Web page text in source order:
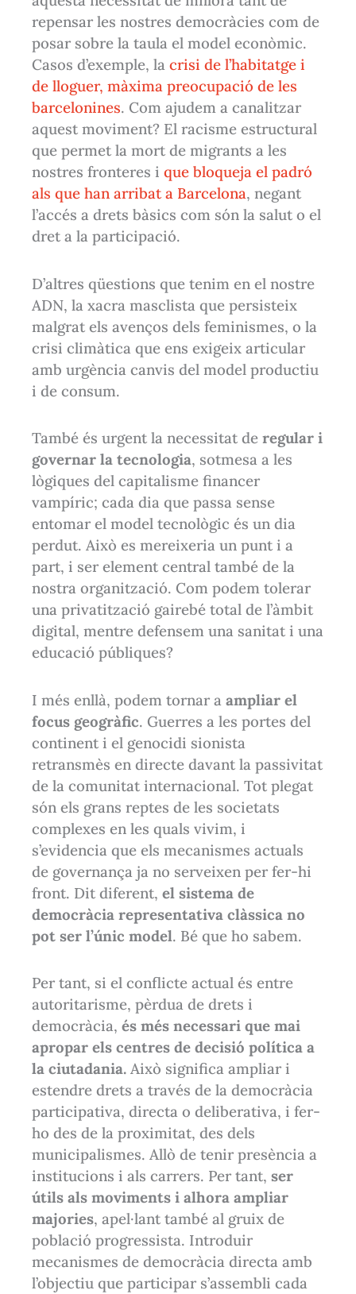
repensar les nostres democràcies com de
posar sobre la taula el model econòmic.
Casos d’exemple, lacrisi de l’habitatge i
de lloguer, màxima preocupació de les
barcelonines. Com ajudem a canalitzar
aquest moviment? El racisme estructural
que permet la mort de migrants a les
nostres fronteres ique bloqueja el padró
als que han arribat a Barcelona, negant
l’accés a drets bàsics com són la salut o el
dret a la participació.
D’altres qüestions que tenim en el nostre
ADN, la xacra masclista que persisteix
malgrat els avenços dels feminismes, o la
crisi climàtica que ens exigeix articular
amb urgència canvis del model productiu
i de consum.
També és urgent la necessitat deregular i
governar la tecnologia, sotmesa a les
lògiques del capitalisme financer
vampíric; cada dia que passa sense
entomar el model tecnològic és un dia
perdut. Això es mereixeria un punt i a
part, i ser element central també de la
nostra organització. Com podem tolerar
una privatització gairebé total de l’àmbit
digital, mentre defensem una sanitat i una
educació públiques?
I més enllà, podem tornar aampliar el
focus geogràfic. Guerres a les portes del
continent i el genocidi sionista
retransmès en directe davant la passivitat
de la comunitat internacional. Tot plegat
són els grans reptes de les societats
complexes en les quals vivim, i
s’evidencia que els mecanismes actuals
de governança ja no serveixen per fer-hi
front. Dit diferent,el sistema de
democràcia representativa clàssica no
pot ser l’únic model. Bé que ho sabem.
Per tant, si el conflicte actual és entre
autoritarisme, pèrdua de drets i
democràcia,és més necessari que mai
apropar els centres de decisió política a
la ciutadania. Això significa ampliar i
estendre drets a través de la democràcia
participativa, directa o deliberativa, i fer-
ho des de la proximitat, des dels
municipalismes. Allò de tenir presència a
institucions i als carrers. Per tant,ser
útils als moviments i alhora ampliar
majories, apel·lant també al gruix de
població progressista. Introduir
mecanismes de democràcia directa amb
l’objectiu que participar s’assembli cada